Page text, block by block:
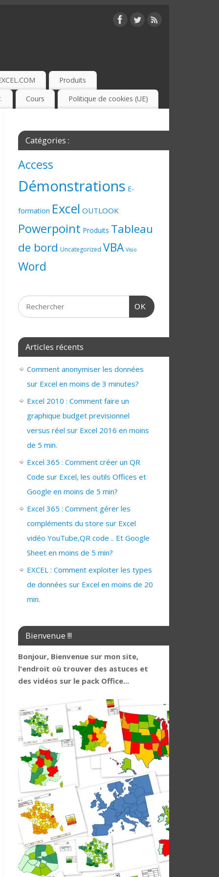
Produits
Cours Politique de cookies (UE)
Catégories :
Access
Démonstrations E-
formation Excel OUTLOOK
Powerpoint Produits Tableau
de bord Uncategorized VBA Visio
Word
OK
Articles récents
Comment anonymiser les données
sur Excel en moins de 3 minutes?
Excel 2010 : Comment faire un
graphique budget previsionnel
versus réel sur Excel 2016 en moins
de 5 min.
Excel 365 : Comment créer un QR
Code sur Excel, les outils Offices et
Google en moins de 5 min?
Excel 365 : Comment gérer les
compléments du store sur Excel
vidéo YouTube,QR code .. Et Google
Sheet en moins de 5 min?
EXCEL : Comment exploiter les types
de données sur Excel en moins de 20
min.
Bienvenue !!!
Bonjour, Bienvenue sur mon site,
l'endroit où trouver des astuces et
des vidéos sur le pack Office...